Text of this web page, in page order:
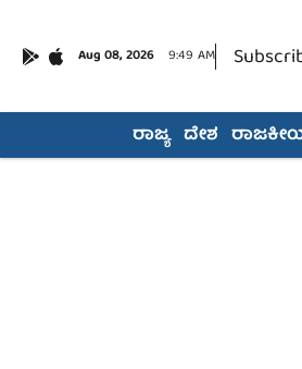
Aug 08, 2026 9:49 AM
ರಾಜ್ಯ ದೇಶ